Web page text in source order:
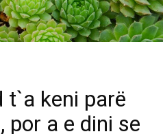
t`a keni parë
por a e dini se